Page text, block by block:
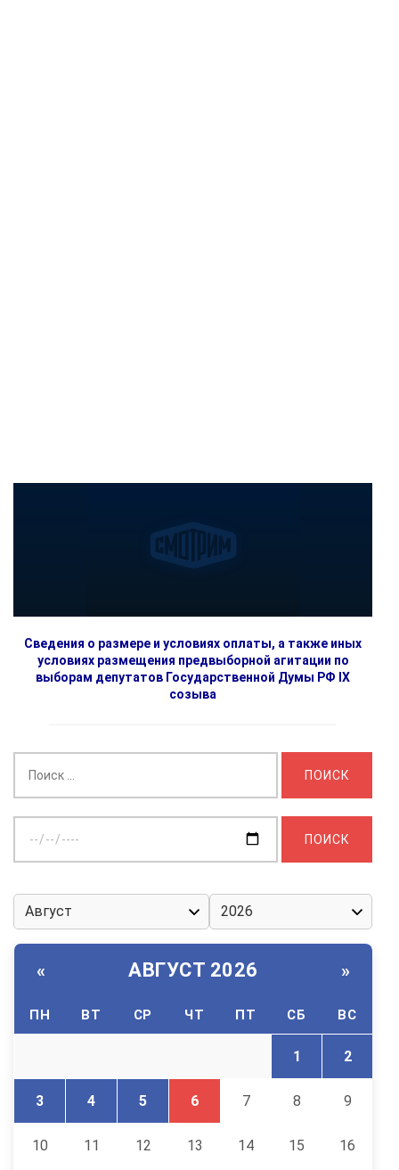
Сведения о размере и условиях оплаты, а также иных
условиях размещения предвыборной агитации по
выборам депутатов Государственной Думы РФ IX
созыва
дату:
« АВГУСТ 2026 »
ПН ВТ СР ЧТ ПТ СБ ВС
1 2
3 4 5 6 7 8 9
10 11 12 13 14 15 16